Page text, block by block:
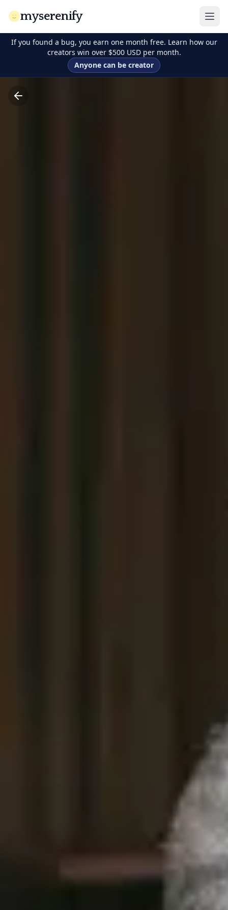
myserenify
If you found a bug, you earn one month free. Learn how our
creators win over $500 USD per month.
Anyone can be creator